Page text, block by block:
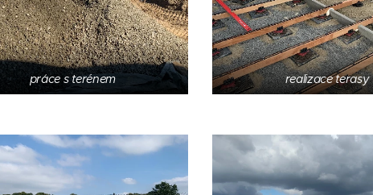
práce s terénem realizace terasy